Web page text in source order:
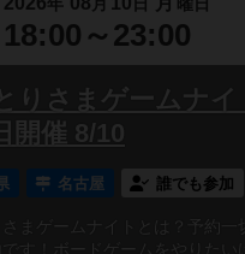
18:00～23:00
りさまゲームナ
開催 8/10
名古屋 誰でも参加
さまゲームナイトとは？予約一
です！ボードゲームをやりたい